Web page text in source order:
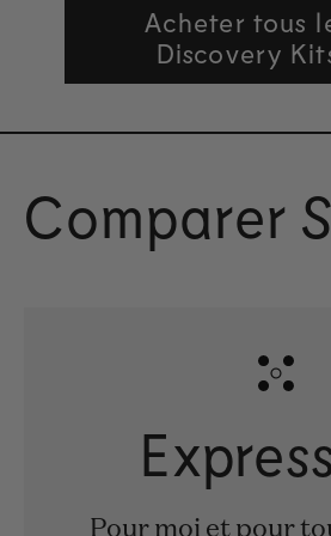
Acheter tous
Discovery
Comparer
Pour moi et pour